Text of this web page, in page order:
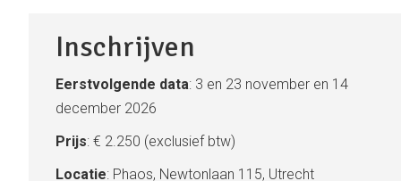
Inschrijven
Eerstvolgende data: 3 en 23 november en 14
december 2026
Prijs: € 2.250 (exclusief btw)
Locatie: Phaos, Newtonlaan 115, Utrecht